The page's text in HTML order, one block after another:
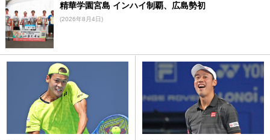
精華学園宮島 インハイ制覇、広島勢初
(2026年8月4日)